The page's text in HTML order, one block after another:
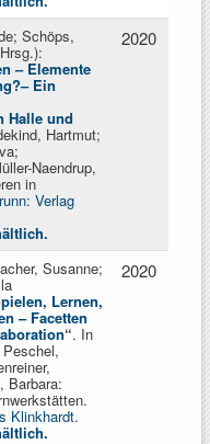
Schöps,
– Elemente
Ein
Halle und
Hartmut;
Naendrup,
in
Verlag
2020
Susanne;
Lernen,
–Facetten
“. In
Barbara:
Klinkhardt.
2020